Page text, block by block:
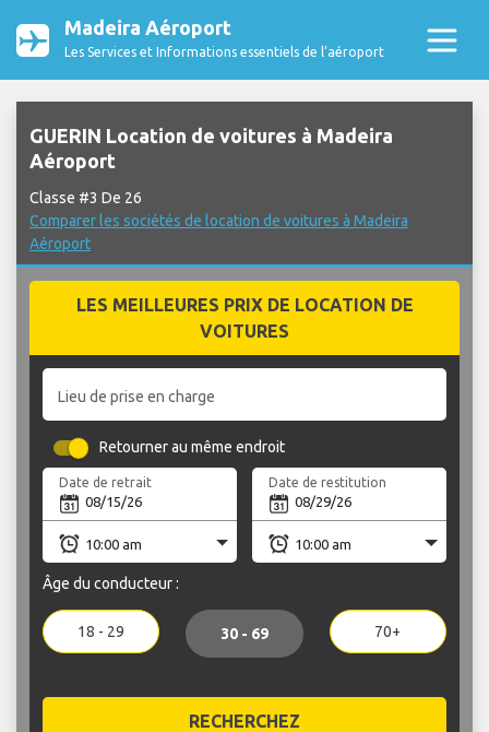
Madeira Aéroport
Les Services et Informations essentiels de l’aéroport
GUERIN Location de voitures à Madeira
Aéroport
Classe #3 De 26
Comparer les sociétés de location de voitures à Madeira
Aéroport
LES MEILLEURES PRIX DE LOCATION DE
VOITURES
Lieu de prise en charge
Retourner au même endroit
Date de retrait Date de restitution
Âge du conducteur :
18 - 29 30 - 69 70+
RECHERCHEZ